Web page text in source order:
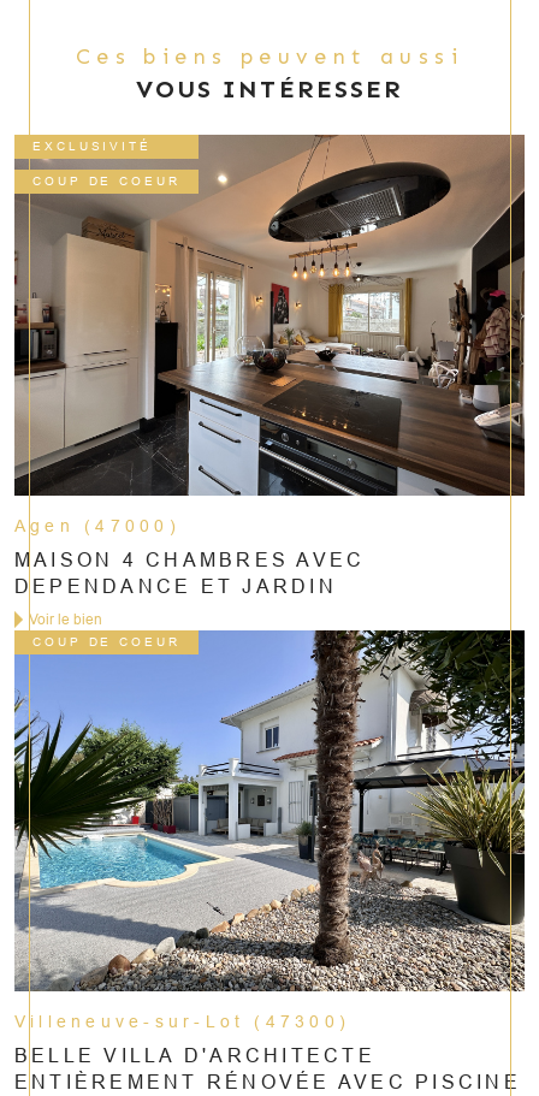
Ces biens peuvent aussi
VOUS INTÉRESSER
EXCLUSIVITÉ
COUP DE COEUR
Agen (47000)
MAISON 4 CHAMBRES AVEC
DEPENDANCE ET JARDIN
Voir le bien
COUP DE COEUR
Villeneuve-sur-Lot (47300)
BELLE VILLA D'ARCHITECTE
ENTIÈREMENT RÉNOVÉE AVEC PISCINE